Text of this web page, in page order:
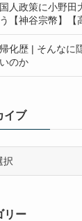
人政策に小野田
【神谷宗幣】【
化歴 | そんなに
のか
イブ
リー